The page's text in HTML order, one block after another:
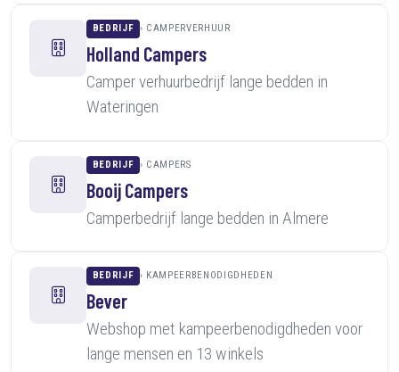
BEDRIJF CAMPERVERHUUR
Holland Campers
Camper verhuurbedrijf lange bedden in
Wateringen
BEDRIJF CAMPERS
Booij Campers
Camperbedrijf lange bedden in Almere
BEDRIJF KAMPEERBENODIGDHEDEN
Bever
Webshop met kampeerbenodigdheden voor
lange mensen en 13 winkels